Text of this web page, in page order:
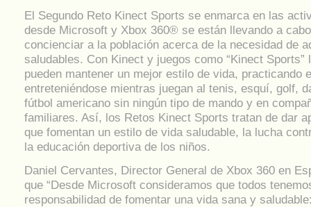
El Segundo Reto Kinect Sports se enmarca en las
desde Microsoft y Xbox 360® se están llevando a
concienciar a la población acerca de la necesidad de
saludables. Con Kinect y juegos como “Kinect Sports”
pueden mantener un mejor estilo de vida, practicando
entreteniéndose mientras juegan al tenis, esquí, golf,
fútbol americano sin ningún tipo de mando y en
familiares. Así, los Retos Kinect Sports tratan de dar
que fomentan un estilo de vida saludable, la lucha
la educación deportiva de los niños.
Daniel Cervantes, Director General de Xbox 360 en
que “Desde Microsoft consideramos que todos
responsabilidad de fomentar una vida sana y